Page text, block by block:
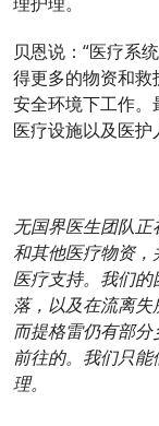
贝恩说：“医疗系
得更多的物资和
安全环境下工作
医疗设施以及医护
无国界医生团队正
和其他医疗物资
医疗支持。我们
落，以及在流离
而提格雷仍有部
前往的。我们只能
理。